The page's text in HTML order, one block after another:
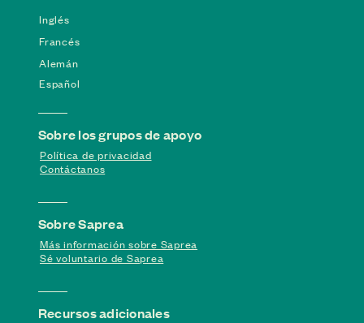
Inglés
Francés
Alemán
Español
Sobre los grupos de apoyo
Política de privacidad
Contáctanos
Sobre Saprea
Más información sobre Saprea
Sé voluntario de Saprea
Recursos adicionales